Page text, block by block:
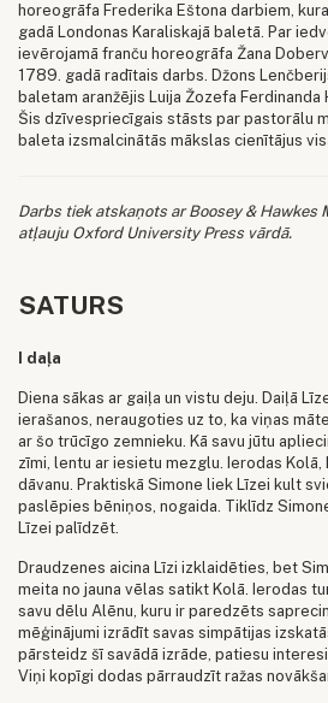
horeogrāfa Frederika Eštona darbiem,
gadā Londonas Karaliskajā baletā. Par
ievērojamā franču horeogrāfa Žana
1789. gadā radītais darbs. Džons
baletam aranžējis Luija Žozefa
Šis dzīvespriecīgais stāsts par pastorālu
baleta izsmalcinātās mākslas cienītājus
Darbs tiek atskaņots ar Boosey & Hawkes
atļauju Oxford University Press vārdā.
SATURS
I daļa
Diena sākas ar gaiļa un vistu deju. Daiļā
ierašanos, neraugoties uz to, ka viņas
ar šo trūcīgo zemnieku. Kā savu jūtu
zīmi, lentu ar iesietu mezglu. Ierodas
dāvanu. Praktiskā Simone liek Līzei kult
paslēpies bēniņos, nogaida. Tiklīdz
Līzei palīdzēt.
Draudzenes aicina Līzi izklaidēties, bet
meita no jauna vēlas satikt Kolā. Ierodas
savu dēlu Alēnu, kuru ir paredzēts
mēģinājumi izrādīt savas simpātijas
pārsteidz šī savādā izrāde, patiesu
Viņi kopīgi dodas pārraudzīt ražas